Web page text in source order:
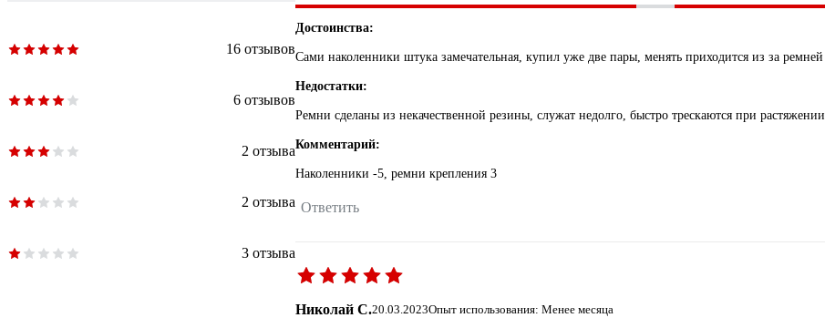
16 отзывов
6 отзывов
2 отзыва
2 отзыва
3 отзыва
Достоинства:
Сами наколенники штука замечательная, купил уже две пары, менять приходится из за ремней
Недостатки:
Ремни сделаны из некачественной резины, служат недолго, быстро трескаются при растяжении
Комментарий:
Наколенники -5, ремни крепления 3
Ответить
Николай С.20.03.2023Опыт использования: Менее месяца